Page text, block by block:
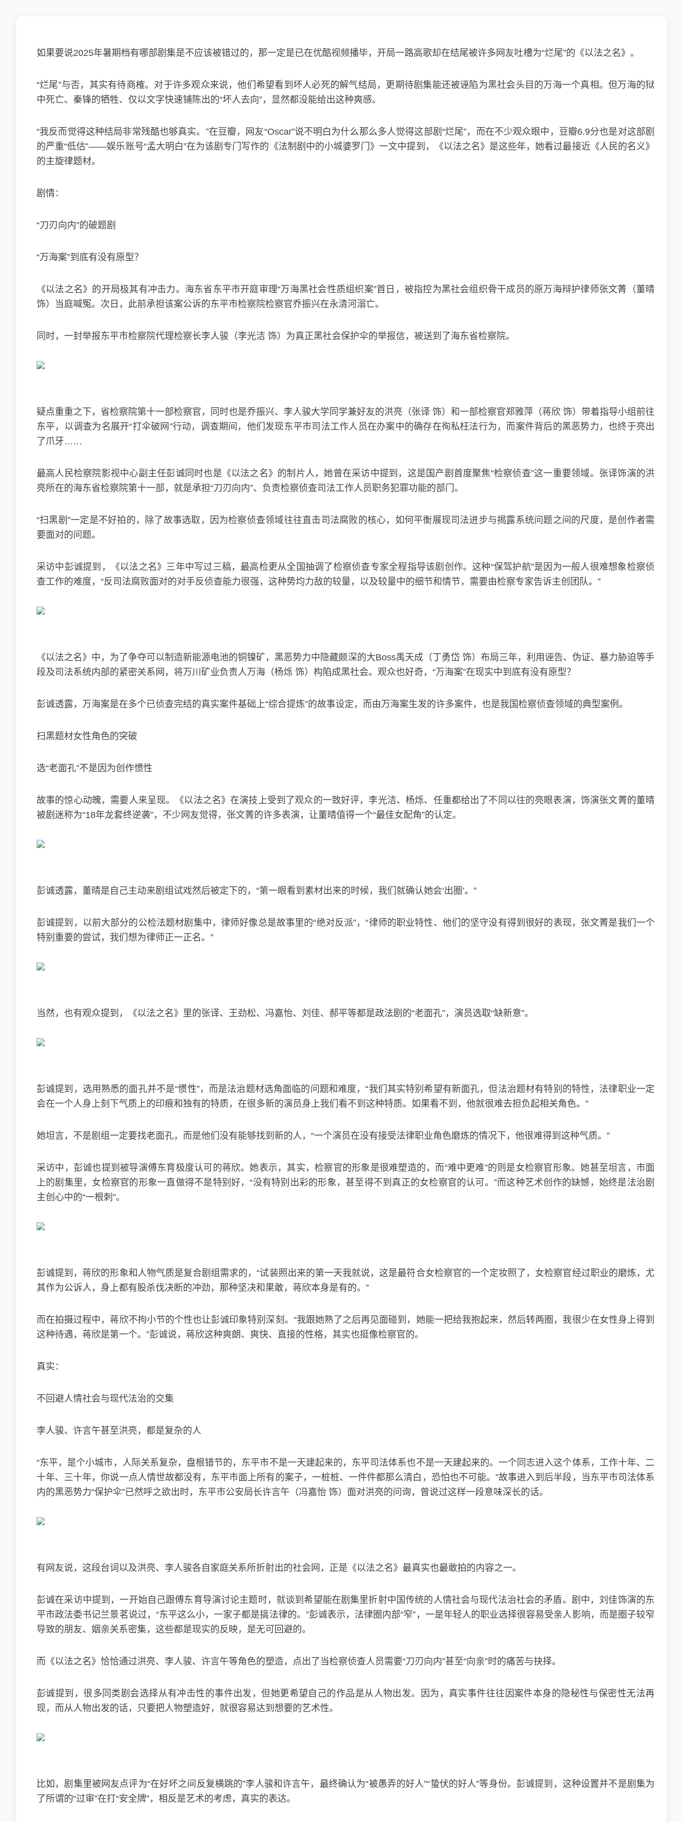
如果要说2025年暑期档有哪部剧集是不应该被错过的，那一定是已在优酷视频播毕，开局一路高歌却在结尾被许多网友吐槽为“烂尾”的《以法之名》。
“烂尾”与否，其实有待商榷。对于许多观众来说，他们希望看到坏人必死的解气结局，更期待剧集能还被诬陷为黑社会头目的万海一个真相。但万海的狱
中死亡、秦锋的牺牲、仅以文字快速铺陈出的“坏人去向”，显然都没能给出这种爽感。
“我反而觉得这种结局非常残酷也够真实。”在豆瓣，网友“Oscar”说不明白为什么那么多人觉得这部剧“烂尾”，而在不少观众眼中，豆瓣6.9分也是对这部剧
的严重“低估”——娱乐账号“孟大明白”在为该剧专门写作的《法制剧中的小城婆罗门》一文中提到，《以法之名》是这些年，她看过最接近《人民的名义》
的主旋律题材。
剧情：
“刀刃向内”的破题剧
“万海案”到底有没有原型？
《以法之名》的开局极其有冲击力。海东省东平市开庭审理“万海黑社会性质组织案”首日，被指控为黑社会组织骨干成员的原万海辩护律师张文菁（董晴
饰）当庭喊冤。次日，此前承担该案公诉的东平市检察院检察官乔振兴在永清河溺亡。
同时，一封举报东平市检察院代理检察长李人骏（李光洁 饰）为真正黑社会保护伞的举报信，被送到了海东省检察院。
疑点重重之下，省检察院第十一部检察官，同时也是乔振兴、李人骏大学同学兼好友的洪亮（张译 饰）和一部检察官郑雅萍（蒋欣 饰）带着指导小组前往
东平，以调查为名展开“打伞破网”行动，调查期间，他们发现东平市司法工作人员在办案中的确存在徇私枉法行为，而案件背后的黑恶势力，也终于亮出
了爪牙……
最高人民检察院影视中心副主任彭诚同时也是《以法之名》的制片人，她曾在采访中提到，这是国产剧首度聚焦“检察侦查”这一重要领域。张译饰演的洪
亮所在的海东省检察院第十一部，就是承担“刀刃向内”、负责检察侦查司法工作人员职务犯罪功能的部门。
“扫黑剧”一定是不好拍的，除了故事选取，因为检察侦查领域往往直击司法腐败的核心，如何平衡展现司法进步与揭露系统问题之间的尺度，是创作者需
要面对的问题。
采访中彭诚提到，《以法之名》三年中写过三稿，最高检更从全国抽调了检察侦查专家全程指导该剧创作。这种“保驾护航”是因为一般人很难想象检察侦
查工作的难度，“反司法腐败面对的对手反侦查能力很强，这种势均力敌的较量，以及较量中的细节和情节，需要由检察专家告诉主创团队。”
《以法之名》中，为了争夺可以制造新能源电池的铜镍矿，黑恶势力中隐藏颇深的大Boss禹天成（丁勇岱 饰）布局三年，利用诬告、伪证、暴力胁迫等手
段及司法系统内部的紧密关系网，将万川矿业负责人万海（杨烁 饰）构陷成黑社会。观众也好奇，“万海案”在现实中到底有没有原型？
彭诚透露，万海案是在多个已侦查完结的真实案件基础上“综合提炼”的故事设定，而由万海案生发的许多案件，也是我国检察侦查领域的典型案例。
扫黑题材女性角色的突破
选“老面孔”不是因为创作惯性
故事的惊心动魄，需要人来呈现。《以法之名》在演技上受到了观众的一致好评，李光洁、杨烁、任重都给出了不同以往的亮眼表演，饰演张文菁的董晴
被剧迷称为“18年龙套终逆袭”，不少网友觉得，张文菁的许多表演，让董晴值得一个“最佳女配角”的认定。
彭诚透露，董晴是自己主动来剧组试戏然后被定下的，“第一眼看到素材出来的时候，我们就确认她会‘出圈’。”
彭诚提到，以前大部分的公检法题材剧集中，律师好像总是故事里的“绝对反派”，“律师的职业特性、他们的坚守没有得到很好的表现，张文菁是我们一个
特别重要的尝试，我们想为律师正一正名。”
当然，也有观众提到，《以法之名》里的张译、王劲松、冯嘉怡、刘佳、郝平等都是政法剧的“老面孔”，演员选取“缺新意”。
彭诚提到，选用熟悉的面孔并不是“惯性”，而是法治题材选角面临的问题和难度，“我们其实特别希望有新面孔，但法治题材有特别的特性，法律职业一定
会在一个人身上刻下气质上的印痕和独有的特质，在很多新的演员身上我们看不到这种特质。如果看不到，他就很难去担负起相关角色。”
她坦言，不是剧组一定要找老面孔，而是他们没有能够找到新的人，“一个演员在没有接受法律职业角色磨炼的情况下，他很难得到这种气质。”
采访中，彭诚也提到被导演傅东育极度认可的蒋欣。她表示，其实，检察官的形象是很难塑造的，而“难中更难”的则是女检察官形象。她甚至坦言，市面
上的剧集里，女检察官的形象一直做得不是特别好，“没有特别出彩的形象，甚至得不到真正的女检察官的认可。”而这种艺术创作的缺憾，始终是法治剧
主创心中的“一根刺”。
彭诚提到，蒋欣的形象和人物气质是复合剧组需求的，“试装照出来的第一天我就说，这是最符合女检察官的一个定妆照了，女检察官经过职业的磨炼，尤
其作为公诉人，身上都有股杀伐决断的冲劲，那种坚决和果敢，蒋欣本身是有的。”
而在拍摄过程中，蒋欣不拘小节的个性也让彭诚印象特别深刻。“我跟她熟了之后再见面碰到，她能一把给我抱起来，然后转两圈，我很少在女性身上得到
这种待遇，蒋欣是第一个。”彭诚说，蒋欣这种爽朗、爽快、直接的性格，其实也挺像检察官的。
真实：
不回避人情社会与现代法治的交集
李人骏、许言午甚至洪亮，都是复杂的人
“东平，是个小城市，人际关系复杂，盘根错节的，东平市不是一天建起来的，东平司法体系也不是一天建起来的。一个同志进入这个体系，工作十年、二
十年、三十年，你说一点人情世故都没有，东平市面上所有的案子，一桩桩、一件件都那么清白，恐怕也不可能。”故事进入到后半段，当东平市司法体系
内的黑恶势力“保护伞”已然呼之欲出时，东平市公安局长许言午（冯嘉怡 饰）面对洪亮的问询，曾说过这样一段意味深长的话。
有网友说，这段台词以及洪亮、李人骏各自家庭关系所折射出的社会网，正是《以法之名》最真实也最敢拍的内容之一。
彭诚在采访中提到，一开始自己跟傅东育导演讨论主题时，就谈到希望能在剧集里折射中国传统的人情社会与现代法治社会的矛盾。剧中，刘佳饰演的东
平市政法委书记兰景茗说过，“东平这么小，一家子都是搞法律的。”彭诚表示，法律圈内部“窄”，一是年轻人的职业选择很容易受亲人影响，而是圈子较窄
导致的朋友、姻亲关系密集，这些都是现实的反映，是无可回避的。
而《以法之名》恰恰通过洪亮、李人骏、许言午等角色的塑造，点出了当检察侦查人员需要“刀刃向内”甚至“向亲”时的痛苦与抉择。
彭诚提到，很多同类剧会选择从有冲击性的事件出发，但她更希望自己的作品是从人物出发。因为，真实事件往往因案件本身的隐秘性与保密性无法再
现，而从人物出发的话，只要把人物塑造好，就很容易达到想要的艺术性。
比如，剧集里被网友点评为“在好坏之间反复横跳的”李人骏和许言午，最终确认为“被愚弄的好人”“蛰伏的好人”等身份。彭诚提到，这种设置并不是剧集为
了所谓的“过审”在打“安全牌”，相反是艺术的考虑，真实的表达。